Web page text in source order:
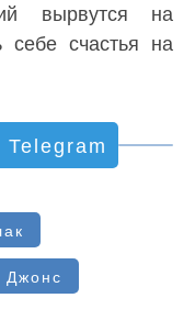
вырвутся на
себе счастья на
Джонс